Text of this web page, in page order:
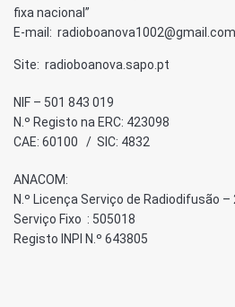
fixa nacional”
E-mail: radioboanova1002@gmail.com
Site: radioboanova.sapo.pt
NIF – 501 843 019
N.º Registo na ERC: 423098
CAE: 60100 / SIC: 4832
ANACOM:
N.º Licença Serviço de Radiodifusão –
Serviço Fixo : 505018
Registo INPI N.º 643805